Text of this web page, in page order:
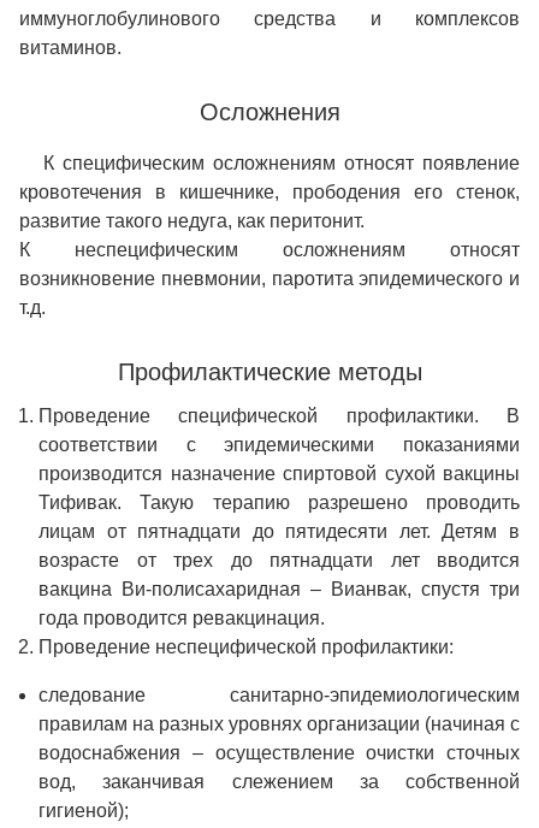
иммуноглобулинового средства и комплексов
витаминов.
Осложнения
К специфическим осложнениям относят появление
кровотечения в кишечнике, прободения его стенок,
развитие такого недуга, как перитонит.
К неспецифическим осложнениям относят
возникновение пневмонии, паротита эпидемического и
т.д.
Профилактические методы
Проведение специфической профилактики. В
соответствии с эпидемическими показаниями
производится назначение спиртовой сухой вакцины
Тифивак. Такую терапию разрешено проводить
лицам от пятнадцати до пятидесяти лет. Детям в
возрасте от трех до пятнадцати лет вводится
вакцина Ви-полисахаридная – Вианвак, спустя три
года проводится ревакцинация.
Проведение неспецифической профилактики:
следование санитарно-эпидемиологическим
правилам на разных уровнях организации (начиная с
водоснабжения – осуществление очистки сточных
вод, заканчивая слежением за собственной
гигиеной);